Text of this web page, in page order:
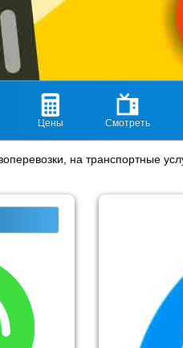
Цены Смотреть
на транспортные